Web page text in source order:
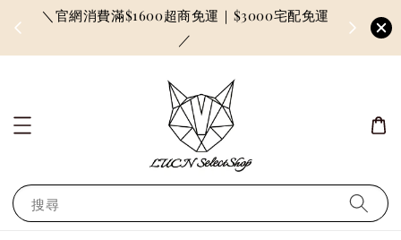
＼官網消費滿$1600超商免運｜$3000宅配免運
／
因訂單
搜尋